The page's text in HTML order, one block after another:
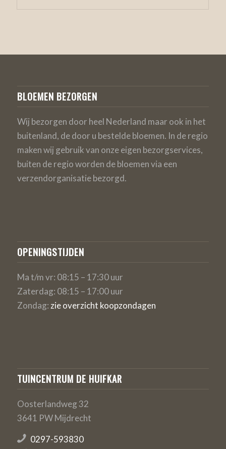
BLOEMEN BEZORGEN
Wij bezorgen door heel Nederland maar ook in het
buitenland, de door u bestelde bloemen. In de regio
maken wij gebruik van onze eigen bezorgservices,
buiten de regio worden de bloemen via een
verzendorganisatie bezorgd.
OPENINGSTIJDEN
Ma t/m vr: 08:15 – 17:30 uur
Zaterdag: 08:15 – 17:00 uur
Zondag: zie overzicht koopzondagen
TUINCENTRUM DE HUIFKAR
Oosterlandweg 32
3641 PW Mijdrecht
0297-593830